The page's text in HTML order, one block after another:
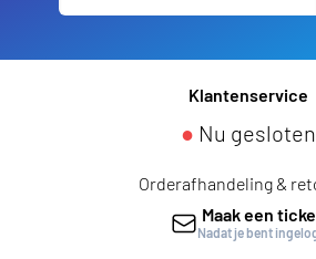
Klantenservice
● Nu gesloten
Orderafhandeling &
Maak een
Nadat je bent